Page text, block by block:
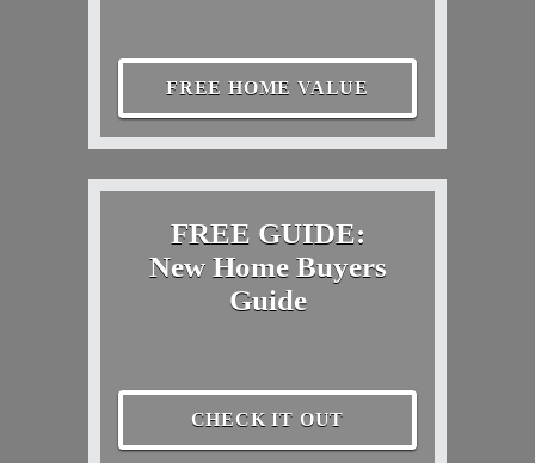
FREE HOME VALUE
FREE GUIDE:
New Home Buyers
Guide
CHECK IT OUT